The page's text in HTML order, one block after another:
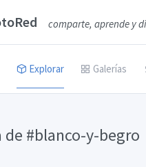
comparte, aprende y
Explorar Galerías
de #blanco-y-begro